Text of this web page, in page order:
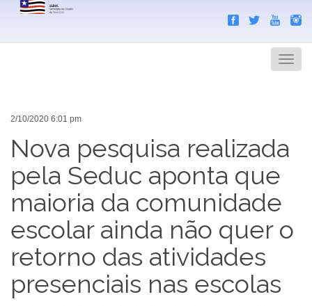
Menu
2/10/2020 6:01 pm
Nova pesquisa realizada
pela Seduc aponta que
maioria da comunidade
escolar ainda não quer o
retorno das atividades
presenciais nas escolas